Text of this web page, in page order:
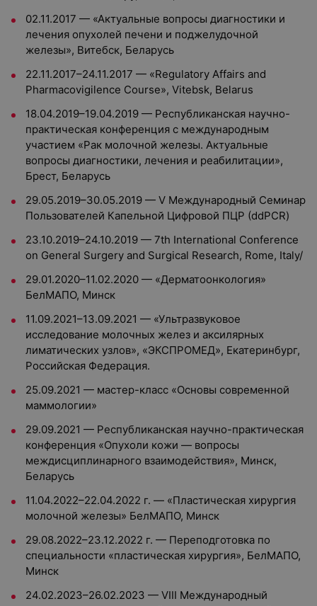
02.11.2017 — «Актуальные вопросы диагностики и
лечения опухолей печени и поджелудочной
железы», Витебск, Беларусь
22.11.2017–24.11.2017 — «Regulatory Affairs and
Pharmacovigilence Course», Vitebsk, Belarus
18.04.2019–19.04.2019 — Республиканская научно-
практическая конференция с международным
участием «Рак молочной железы. Актуальные
вопросы диагностики, лечения и реабилитации»,
Брест, Беларусь
29.05.2019–30.05.2019 — V Международный Семинар
Пользователей Капельной Цифровой ПЦР (ddPCR)
23.10.2019–24.10.2019 — 7th International Conference
on General Surgery and Surgical Research, Rome, Italy/
29.01.2020–11.02.2020 — «Дерматоонкология»
БелМАПО, Минск
11.09.2021–13.09.2021 — «Ультразвуковое
исследование молочных желез и аксилярных
лиматических узлов», «ЭКСПРОМЕД», Екатеринбург,
Российская Федерация.
25.09.2021 — мастер-класс «Основы современной
маммологии»
29.09.2021 — Республиканская научно-практическая
конференция «Опухоли кожи — вопросы
междисциплинарного взаимодействия», Минск,
Беларусь
11.04.2022–22.04.2022 г. — «Пластическая хирургия
молочной железы» БелМАПО, Минск
29.08.2022–23.12.2022 г. — Переподготовка по
специальности «пластическая хирургия», БелМАПО,
Минск
24.02.2023–26.02.2023 — VIII Международный